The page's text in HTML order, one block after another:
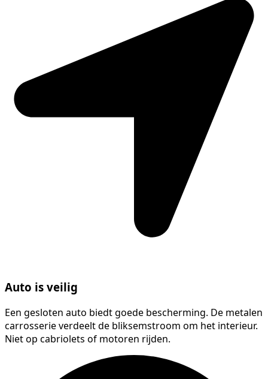
Auto is veilig
Een gesloten auto biedt goede bescherming. De metalen
carrosserie verdeelt de bliksemstroom om het interieur.
Niet op cabriolets of motoren rijden.